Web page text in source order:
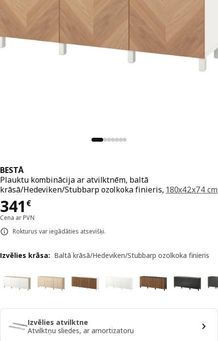
BESTÅ
Plauktu kombinācija ar atvilktnēm, baltā
krāsā/Hedeviken/Stubbarp ozolkoka finieris, 180x42x74 cm
341 €
Cena 341€
Cena ar PVN
Rokturus var iegādāties atsevišķi.
Izvēlies krāsa: Baltā krāsā/Hedeviken/Stubbarp ozolkoka finieris
Izvēlies atvilktne
Atvilktņu sliedes, ar amortizatoru